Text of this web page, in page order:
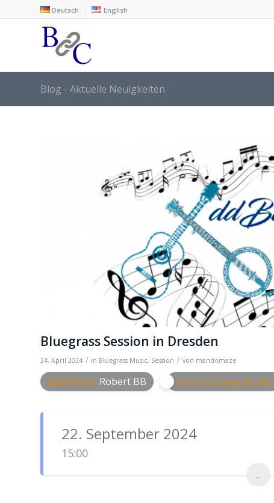
Deutsch English
Blog - Aktuelle Neuigkeiten
Bluegrass Session in Dresden
24. April 2024 / in Bluegrass Music, Session / von mandomaze
www.ddbluegrass.de/
Submitter Robert BB
22. September 2024
15:00
...